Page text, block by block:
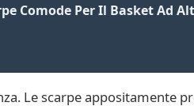
Comode Per Il Basket Ad
Le scarpe appositamente